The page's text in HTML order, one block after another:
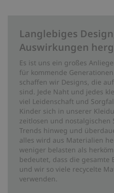
Langlebiges
Auswirkungen
Es ist uns ein großes
für kommende
schaffen wir Designs, die
sind. Jede Naht und jedes
viel Leidenschaft und
Kinder sich in unserer
zeitlosen und nostalgischen
Trends hinweg und
alles wird aus Materialien
weniger belasten als
bedeutet, dass die gesamte
und wir so viele recycelte
verwenden.